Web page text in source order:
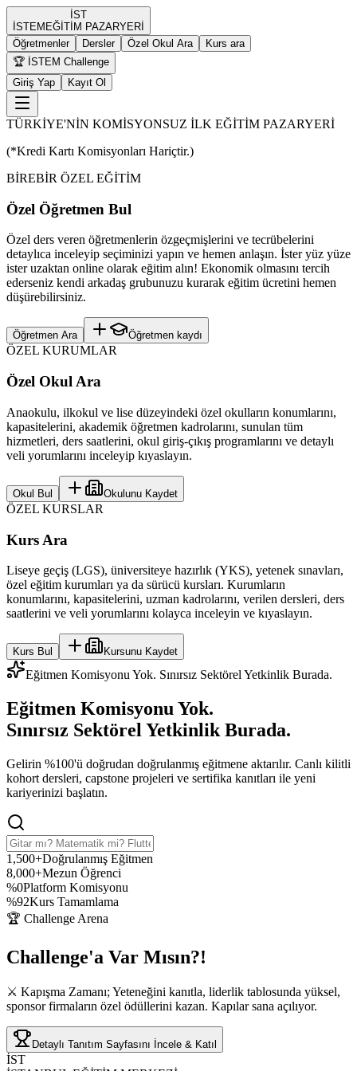
İST
İSTEM EĞİTİM PAZARYERİ
Öğretmenler
Dersler Özel Okul Ara
Kurs ara
🏆 İSTEM Challenge
Giriş Yap
Kayıt Ol
TÜRKİYE'NİN KOMİSYONSUZ İLK EĞİTİM PAZARYERİ
(*Kredi Kartı Komisyonları Hariçtir.)
BİREBİR ÖZEL EĞİTİM
Özel Öğretmen Bul
Özel ders veren öğretmenlerin özgeçmişlerini ve tecrübelerini
detaylıca inceleyip seçiminizi yapın ve hemen anlaşın. İster yüz yüze
ister uzaktan online olarak eğitim alın! Ekonomik olmasını tercih
ederseniz kendi arkadaş grubunuzu kurarak eğitim ücretini hemen
düşürebilirsiniz.
Öğretmen Ara Öğretmen kaydı
ÖZEL KURUMLAR
Özel Okul Ara
Anaokulu, ilkokul ve lise düzeyindeki özel okulların konumlarını,
kapasitelerini, akademik öğretmen kadrolarını, sunulan tüm
hizmetleri, ders saatlerini, okul giriş-çıkış programlarını ve detaylı
veli yorumlarını inceleyip kıyaslayın.
Okul Bul Okulunu Kaydet
ÖZEL KURSLAR
Kurs Ara
Liseye geçiş (LGS), üniversiteye hazırlık (YKS), yetenek sınavları,
özel eğitim kurumları ya da sürücü kursları. Kurumların
konumlarını, kapasitelerini, uzman kadrolarını, verilen dersleri, ders
saatlerini ve veli yorumlarını kolayca inceleyin ve kıyaslayın.
Kurs Bul Kursunu Kaydet
Eğitmen Komisyonu Yok. Sınırsız Sektörel Yetkinlik Burada.
Eğitmen Komisyonu Yok.
Sınırsız Sektörel YetkinlikBurada.
Gelirin %100'ü doğrudan doğrulanmış eğitmene aktarılır. Canlı kilitli
kohort dersleri, capstone projeleri ve sertifika kanıtları ile yeni
kariyerinizi başlatın.
1,500+Doğrulanmış Eğitmen
8,000+Mezun Öğrenci
%0Platform Komisyonu
%92Kurs Tamamlama
🏆 Challenge Arena
Challenge'a Var Mısın?!
⚔️ Kapışma Zamanı; Yeteneğini kanıtla, liderlik tablosunda yüksel,
sponsor firmaların özel ödüllerini kazan. Kapılar sana açılıyor.
Detaylı Tanıtım Sayfasını İncele & Katıl
İST